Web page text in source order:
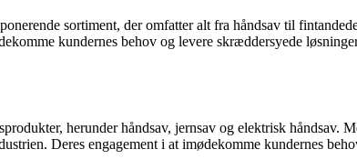
sortiment, der omfatter alt fra håndsav til
kundernes behov og levere skræddersyede
herunder håndsav, jernsav og elektrisk
Deres engagement i at imødekomme kundernes